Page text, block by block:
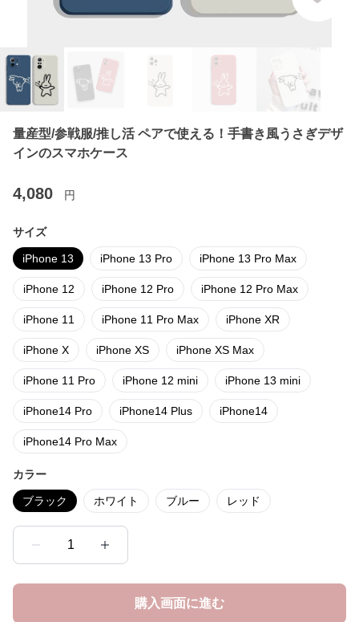
量産型/参戦服/推し活 ペアで使える！手書き風うさぎデザ
インのスマホケース
4,080 円
サイズ
iPhone 13 iPhone 13 Pro iPhone 13 Pro Max
iPhone 12 iPhone 12 Pro iPhone 12 Pro Max
iPhone 11 iPhone 11 Pro Max iPhone XR
iPhone X iPhone XS iPhone XS Max
iPhone 11 Pro iPhone 12 mini iPhone 13 mini
iPhone14 Pro iPhone14 Plus iPhone14
iPhone14 Pro Max
カラー
ブラック ホワイト ブルー レッド
1
購入画面に進む